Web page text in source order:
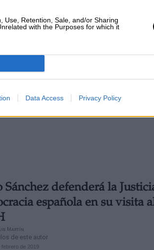
Use, Retention, Sale, and/or Sharing
with the Purposes for which it
Data Access Privacy Policy
Europeo aprueba
en su reglamento
de este autor
Sánchez defenderá la
española en su visita
Martín
de este autor
febrero de 2019